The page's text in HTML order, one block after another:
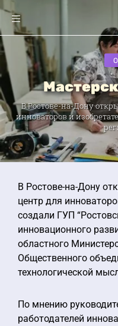
В Ростове-на-Дону
инноваторов и
В Ростове-на-Дону
центр для
создали ГУП
инновационного
областного
Общественного
технологической
По мнению
работодателей